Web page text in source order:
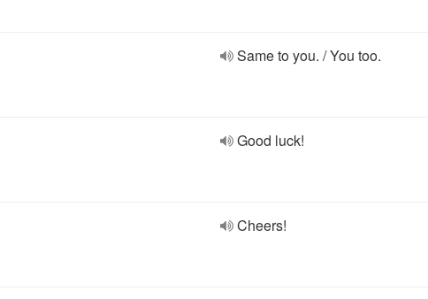
Same to you. / You too.
Good luck!
Cheers!